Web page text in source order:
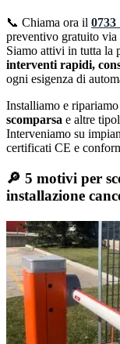
📞 Chiama ora il 0733
preventivo gratuito via
Siamo attivi in tutta la
interventi rapidi,
ogni esigenza di
Installiamo e
scomparsa e altre
Interveniamo su
certificati CE e
🔎 5 motivi per
installazione